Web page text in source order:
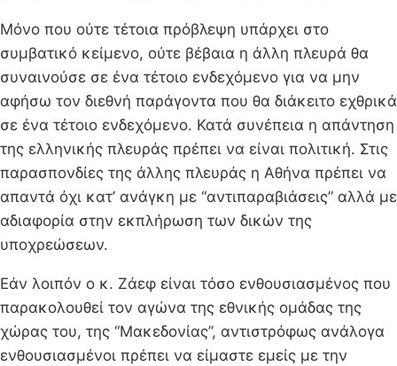
Μόνο που ούτε τέτοια πρόβλεψη υπάρχει στο
συμβατικό κείμενο, ούτε βέβαια η άλλη πλευρά θα
συναινούσε σε ένα τέτοιο ενδεχόμενο για να μην
αφήσω τον διεθνή παράγοντα που θα διάκειτο εχθρικά
σε ένα τέτοιο ενδεχόμενο. Κατά συνέπεια η απάντηση
της ελληνικής πλευράς πρέπει να είναι πολιτική. Στις
παρασπονδίες της άλλης πλευράς η Αθήνα πρέπει να
απαντά όχι κατ’ ανάγκη με “αντιπαραβιάσεις” αλλά με
αδιαφορία στην εκπλήρωση των δικών της
υποχρεώσεων.
Εάν λοιπόν ο κ. Ζάεφ είναι τόσο ενθουσιασμένος που
παρακολουθεί τον αγώνα της εθνικής ομάδας της
χώρας του, της “Μακεδονίας”, αντιστρόφως ανάλογα
ενθουσιασμένοι πρέπει να είμαστε εμείς με την